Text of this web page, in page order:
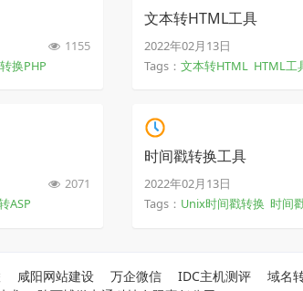
1155
换PHP
文本转HTML工具
2022年02月13日
Tags：文本转HTML HTML工
2071
ASP
时间戳转换工具
2022年02月13日
Tags： Unix时间戳转换 时间
咸阳网站建设 万企微信 IDC主机测评 域名